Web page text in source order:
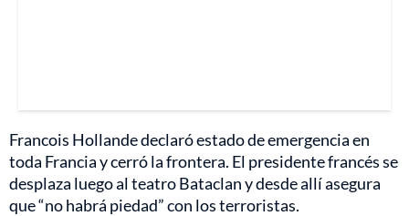
Francois Hollande declaró estado de emergencia en
toda Francia y cerró la frontera. El presidente francés se
desplaza luego al teatro Bataclan y desde allí asegura
que “no habrá piedad” con los terroristas.